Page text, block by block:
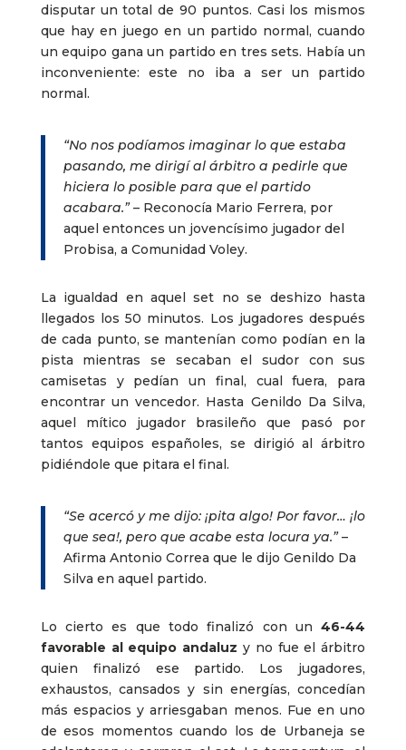
disputar un total de 90 puntos. Casi los mismos
que hay en juego en un partido normal, cuando
un equipo gana un partido en tres sets. Había un
inconveniente: este no iba a ser un partido
normal.
“No nos podíamos imaginar lo que estaba
pasando, me dirigí al árbitro a pedirle que
hiciera lo posible para que el partido
acabara.”– Reconocía Mario Ferrera, por
aquel entonces un jovencísimo jugador del
Probisa, a Comunidad Voley.
La igualdad en aquel set no se deshizo hasta
llegados los 50 minutos. Los jugadores después
de cada punto, se mantenían como podían en la
pista mientras se secaban el sudor con sus
camisetas y pedían un final, cual fuera, para
encontrar un vencedor. Hasta Genildo Da Silva,
aquel mítico jugador brasileño que pasó por
tantos equipos españoles, se dirigió al árbitro
pidiéndole que pitara el final.
“Se acercó y me dijo: ¡pita algo! Por favor… ¡lo
que sea!, pero que acabe esta locura ya.”–
Afirma Antonio Correa que le dijo Genildo Da
Silva en aquel partido.
Lo cierto es que todo finalizó con un46-44
favorable al equipo andaluz y no fue el árbitro
quien finalizó ese partido. Los jugadores,
exhaustos, cansados y sin energías, concedían
más espacios y arriesgaban menos. Fue en uno
de esos momentos cuando los de Urbaneja se